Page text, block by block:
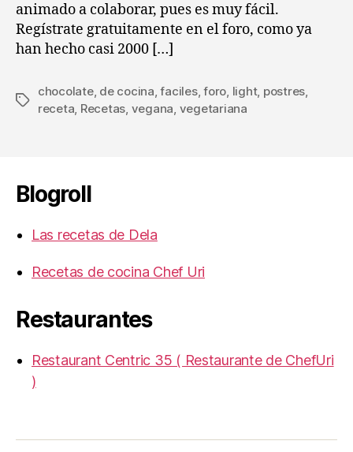
animado a colaborar, pues es muy fácil.
Regístrate gratuitamente en el foro, como ya
han hecho casi 2000 […]
Etiquetas
chocolate, de cocina,faciles,foro, light, postres,
receta, Recetas, vegana, vegetariana
Blogroll
Las recetas de Dela
Recetas de cocina Chef Uri
Restaurantes
Restaurant Centric 35 ( Restaurante de ChefUri
)